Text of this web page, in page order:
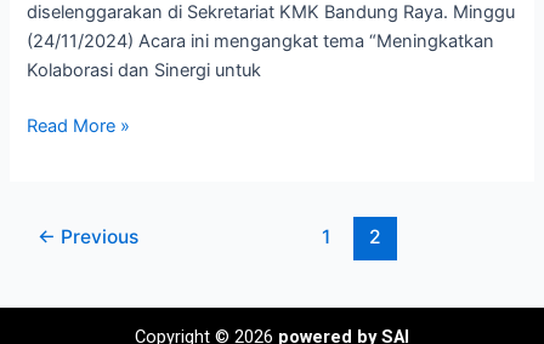
diselenggarakan di Sekretariat KMK Bandung Raya. Minggu
(24/11/2024) Acara ini mengangkat tema “Meningkatkan
Kolaborasi dan Sinergi untuk
Read More »
← Previous 1 2
Copyright © 2026 powered by SAI